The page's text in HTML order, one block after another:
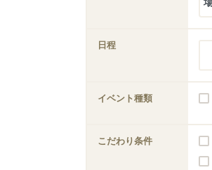
日程
イベント種類
こだわり条件